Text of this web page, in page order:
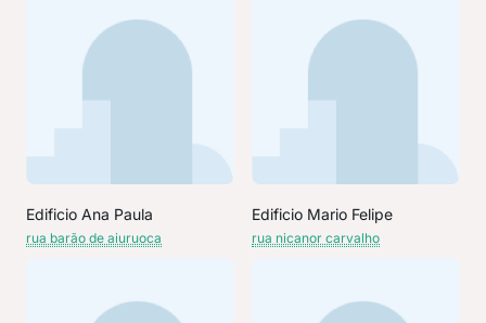
Edificio Ana Paula
rua barão de aiuruoca
Edificio Mario Felipe
rua nicanor carvalho